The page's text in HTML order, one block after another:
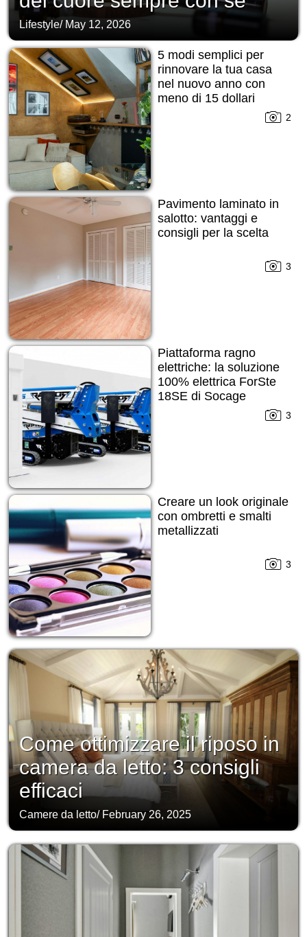
Lifestyle/ May 12, 2026
5 modi semplici per
rinnovare la tua casa
nel nuovo anno con
meno di 15 dollari
2
Pavimento laminato in
salotto: vantaggi e
consigli per la scelta
3
Piattaforma ragno
elettriche: la soluzione
100% elettrica ForSte
18SE di Socage
3
Creare un look originale
con ombretti e smalti
metallizzati
3
Come ottimizzare il riposo in
camera da letto: 3 consigli
efficaci
Camere da letto/ February 26, 2025